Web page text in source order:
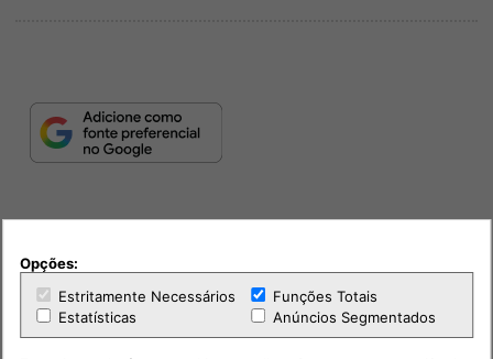
Opções:
Estritamente Necessários
Funções Totais
Estatísticas
Anúncios Segmentados